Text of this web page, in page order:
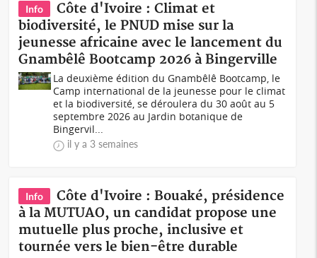
Info
Côte d'Ivoire : Climat et
biodiversité, le PNUD mise sur la
jeunesse africaine avec le lancement du
Gnambêlê Bootcamp 2026 à Bingerville
La deuxième édition du Gnambêlê Bootcamp, le
Camp international de la jeunesse pour le climat
et la biodiversité, se déroulera du 30 août au 5
septembre 2026 au Jardin botanique de
Bingervil...
il y a 3 semaines
Info
Côte d'Ivoire : Bouaké, présidence
à la MUTUAO, un candidat propose une
mutuelle plus proche, inclusive et
tournée vers le bien-être durable